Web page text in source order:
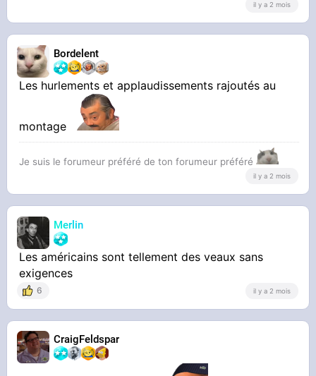
il y a 2 mois
Bordelent
Les hurlements et applaudissements rajoutés au
montage
Je suis le forumeur préféré de ton forumeur préféré
il y a 2 mois
Merlin
Les américains sont tellement des veaux sans
exigences
6 il y a 2 mois
CraigFeldspar